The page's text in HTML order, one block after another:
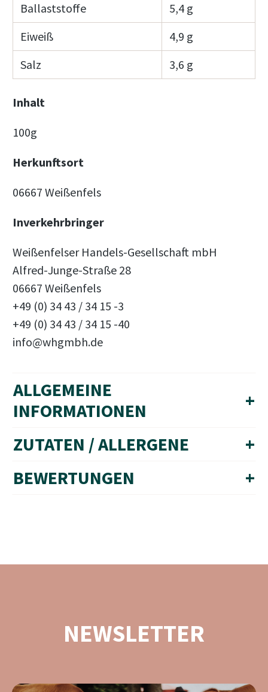
Ballaststoffe
5,4 g
Eiweiß
4,9 g
Salz
3,6 g
Inhalt
100g
Herkunftsort
06667 Weißenfels
Inverkehrbringer
Weißenfelser Handels-Gesellschaft mbH
Alfred-Junge-Straße 28
06667 Weißenfels
+49 (0) 34 43 / 34 15 -3
+49 (0) 34 43 / 34 15 -40
info@whgmbh.de
ALLGEMEINE
INFORMATIONEN
+
ZUTATEN / ALLERGENE
+
BEWERTUNGEN
+
NEWSLETTER